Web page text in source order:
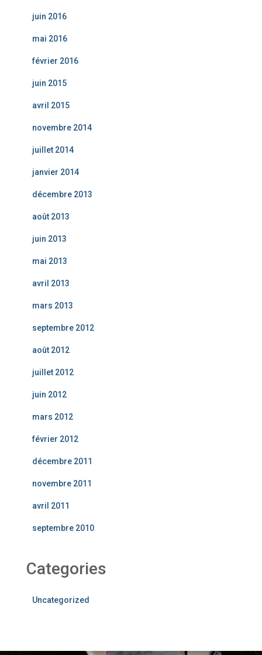
juin 2016
mai 2016
février 2016
juin 2015
avril 2015
novembre 2014
juillet 2014
janvier 2014
décembre 2013
août 2013
juin 2013
mai 2013
avril 2013
mars 2013
septembre 2012
août 2012
juillet 2012
juin 2012
mars 2012
février 2012
décembre 2011
novembre 2011
avril 2011
septembre 2010
Categories
Uncategorized